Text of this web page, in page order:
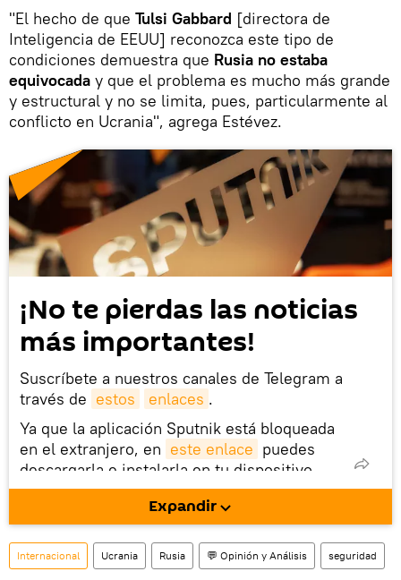
"El hecho de que Tulsi Gabbard [directora de
Inteligencia de EEUU] reconozca este tipo de
condiciones demuestra que Rusia no estaba
equivocada y que el problema es mucho más grande
y estructural y no se limita, pues, particularmente al
conflicto en Ucrania", agrega Estévez.
¡No te pierdas las noticias
más importantes!
Suscríbete a nuestros canales de Telegram a
través de estos enlaces .
Ya que la aplicación Sputnik está bloqueada
en el extranjero, en este enlace puedes
descargarla e instalarla en tu dispositivo
móvil (¡solo para Android!).
Expandir
Internacional Ucrania Rusia 💬 Opinión y Análisis seguridad